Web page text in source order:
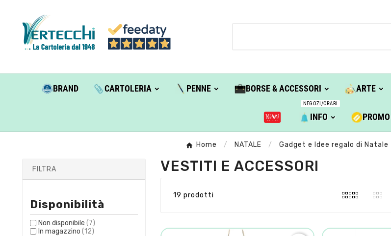
BRAND CARTOLERIA PENNE BORSE & ACCESSORI ARTE
INFO
NEGOZI/ORARI
PROMO
Home NATALE Gadget e Idee regalo di Natale
FILTRA
Disponibilità
Non disponibile (7)
In magazzino (12)
VESTITI E ACCESSORI
19 prodotti